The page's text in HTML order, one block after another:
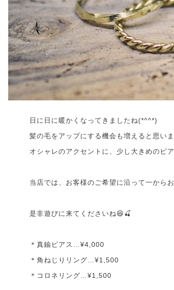
日に日に暖かくなってきましたね(*^^*)
髪の毛をアップにする機会も増えると思い
オシャレのアクセントに、少し大きめのピ
当店では、お客様のご希望に沿って一から
是非遊びに来てくださいね😆🍒
＊真鍮ピアス…¥4,000
＊角ねじりリング…¥1,500
＊コロネリング…¥1,500